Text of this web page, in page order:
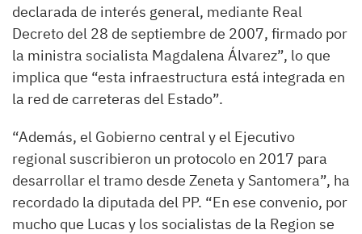
declarada de interés general, mediante Real
Decreto del 28 de septiembre de 2007, firmado por
la ministra socialista Magdalena Álvarez”, lo que
implica que “esta infraestructura está integrada en
la red de carreteras del Estado”.
“Además, el Gobierno central y el Ejecutivo
regional suscribieron un protocolo en 2017 para
desarrollar el tramo desde Zeneta y Santomera”, ha
recordado la diputada del PP. “En ese convenio, por
mucho que Lucas y los socialistas de la Region se